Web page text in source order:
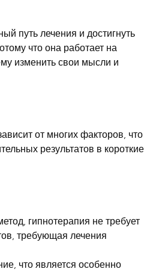
что она работает на
изменить свои мысли и
от многих факторов, что
результатов в короткие
гипнотерапия не требует
требующая лечения
что является особенно